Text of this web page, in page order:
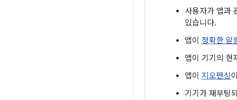
사용자가 앱과
있습니다.
앱이 정확한 알
앱이 기기의 현
앱이 지오펜싱
기기가 재부팅